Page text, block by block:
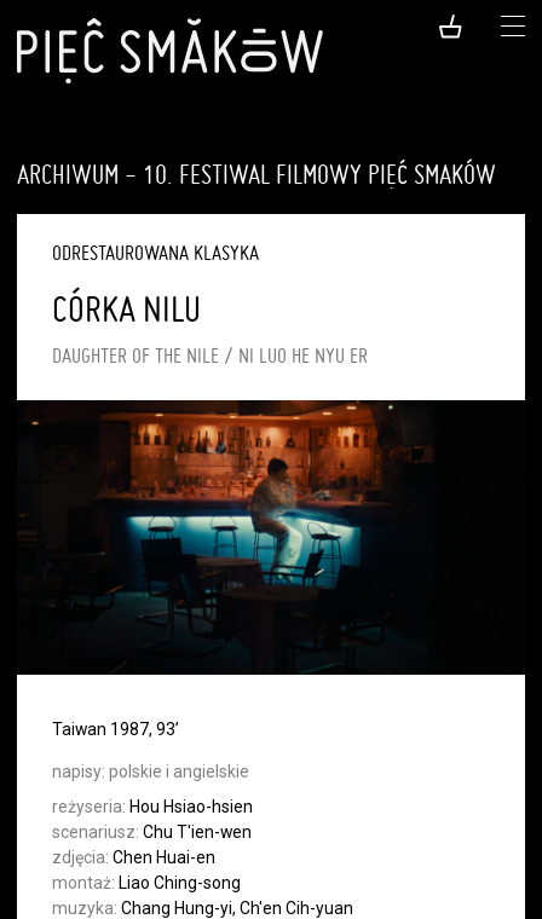
ARCHIWUM - 10. FESTIWAL FILMOWY PIĘĆ SMAKÓW
ODRESTAUROWANA KLASYKA
CÓRKA NILU
DAUGHTER OF THE NILE / NI LUO HE NYU ER
Taiwan 1987, 93’
napisy: polskie i angielskie
reżyseria: Hou Hsiao-hsien
scenariusz:Chu T'ien-wen
zdjęcia:Chen Huai-en
montaż: Liao Ching-song
muzyka:Chang Hung-yi, Ch'en Cih-yuan